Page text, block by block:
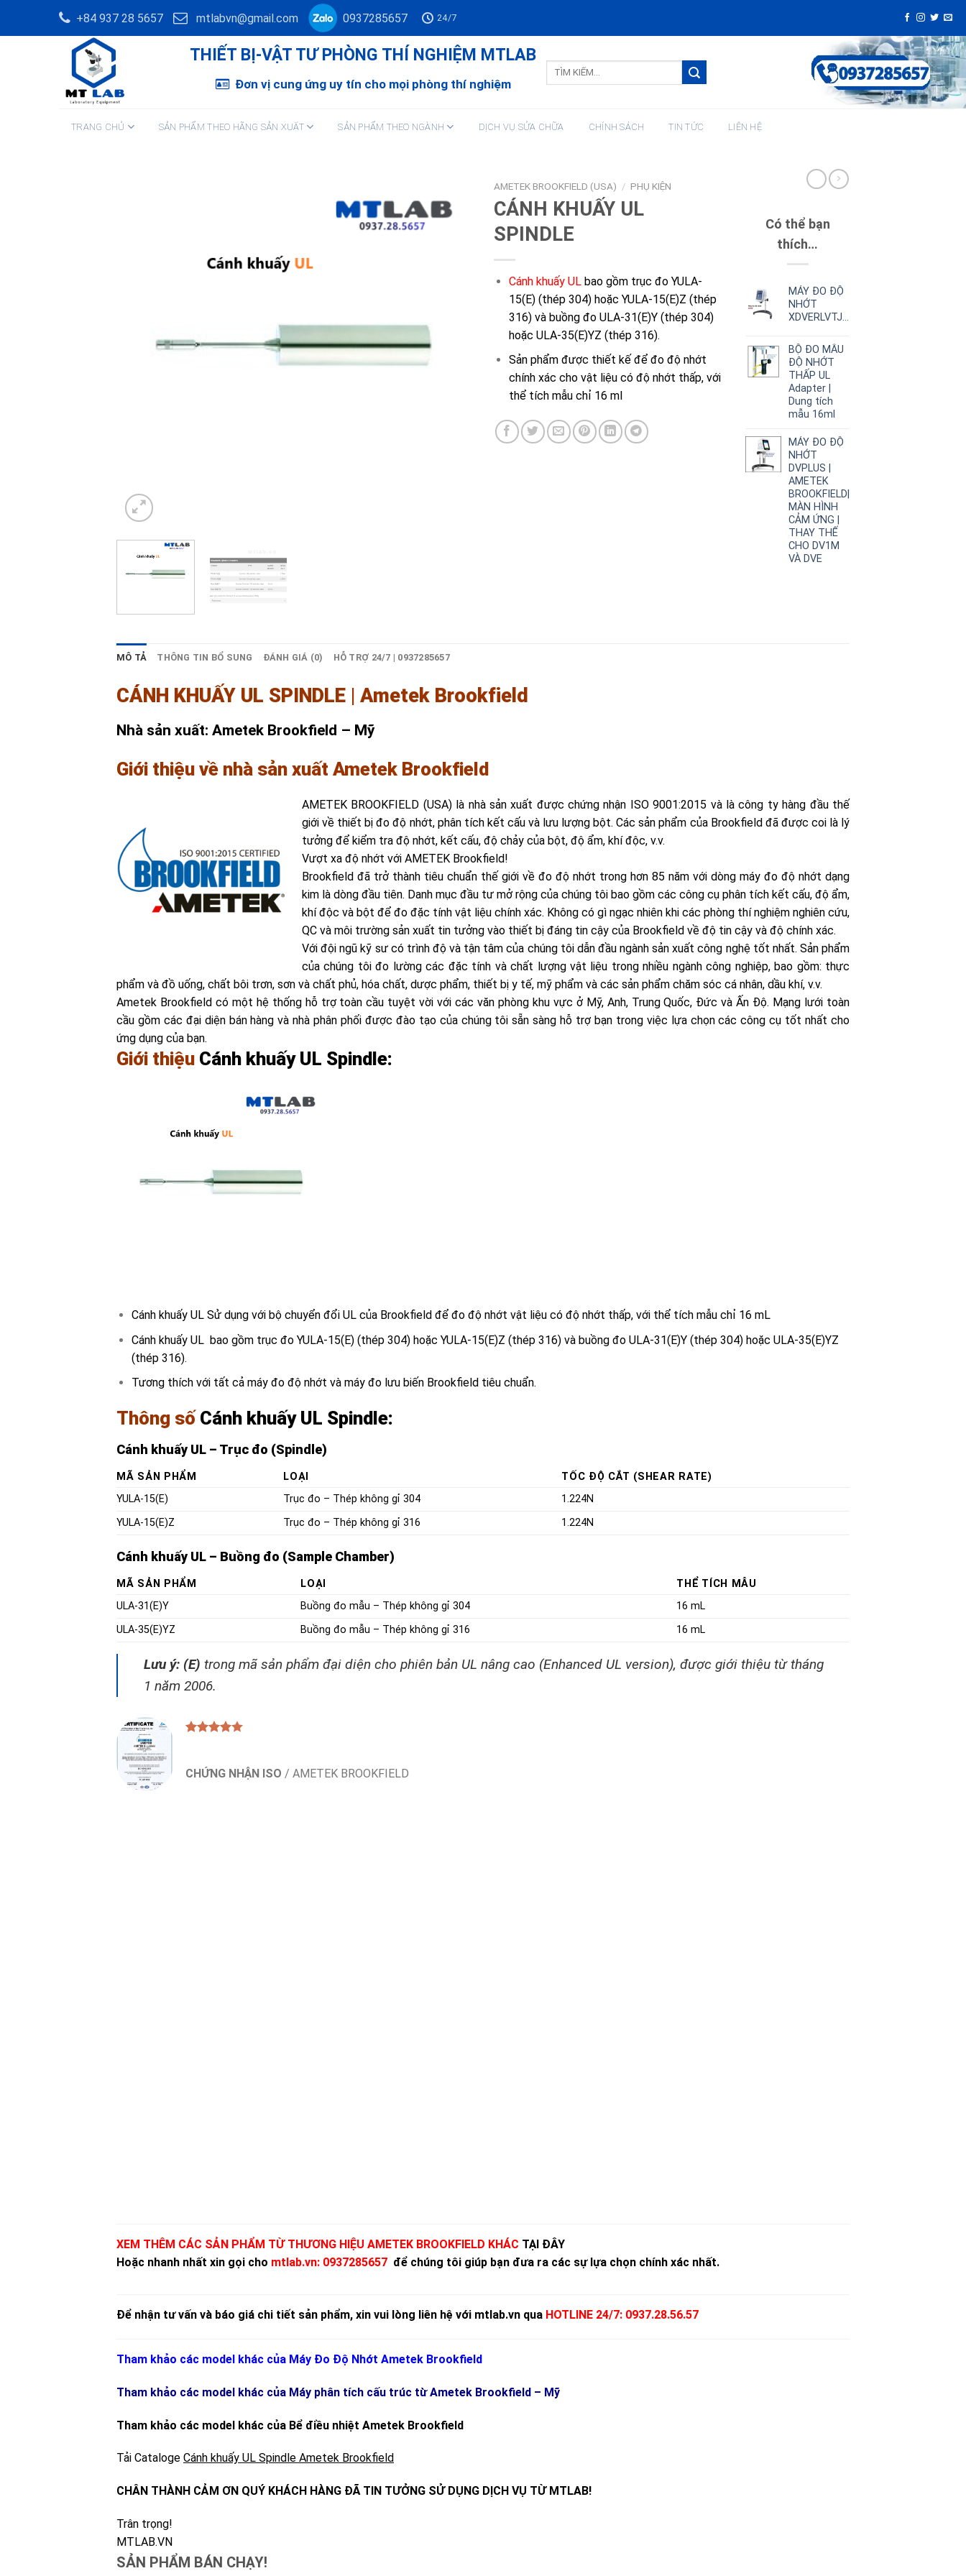
+84 937 28 5657 mtlabvn@gmail.com 0937285657 24/7
THIẾT BỊ-VẬT TƯ PHÒNG THÍ NGHIỆM MTLAB
Đơn vị cung ứng uy tín cho mọi phòng thí nghiệm
Tìm
TRANG CHỦ SẢN PHẨM THEO HÃNG SẢN XUẤT SẢN PHẨM THEO NGÀNH DỊCH VỤ SỬA CHỮA CHÍNH SÁCH TIN TỨC LIÊN HỆ
AMETEK BROOKFIELD (USA) / PHỤ KIỆN
CÁNH KHUẤY UL
SPINDLE
Cánh khuấy ULbao gồm trục đo YULA-
15(E) (thép 304) hoặc YULA-15(E)Z (thép
316) và buồng đo ULA-31(E)Y (thép 304)
hoặc ULA-35(E)YZ (thép 316).
Sản phẩm được thiết kế để đo độ nhớt
chính xác cho vật liệu có độ nhớt thấp, với
thể tích mẫu chỉ 16 ml
Có thể bạn
thích…
MÁY ĐO ĐỘ
NHỚT
XDVERLVTJ00G00|DVER
BỘ ĐO MẪU
ĐỘ NHỚT
THẤP UL
Adapter |
Dung tích
mẫu 16ml
MÁY ĐO ĐỘ
NHỚT
DVPLUS |
AMETEK
BROOKFIELD|
MÀN HÌNH
CẢM ỨNG |
THAY THẾ
CHO DV1M
VÀ DVE
MÔ TẢ THÔNG TIN BỔ SUNG ĐÁNH GIÁ (0) HỖ TRỢ 24/7 | 0937285657
CÁNH KHUẤY UL SPINDLE | Ametek Brookfield
Nhà sản xuất: Ametek Brookfield – Mỹ
Giới thiệu về nhà sản xuất Ametek Brookfield
AMETEK BROOKFIELD (USA) là nhà sản xuất được chứng nhận ISO 9001:2015 và là công ty hàng đầu thế
giới về thiết bị đo độ nhớt, phân tích kết cấu và lưu lượng bột. Các sản phẩm của Brookfield đã được coi là lý
tưởng để kiểm tra độ nhớt, kết cấu, độ chảy của bột, độ ẩm, khí độc, v.v.
Vượt xa độ nhớt với AMETEK Brookfield!
Brookfield đã trở thành tiêu chuẩn thế giới về đo độ nhớt trong hơn 85 năm với dòng máy đo độ nhớt dạng
kim là dòng đầu tiên. Danh mục đầu tư mở rộng của chúng tôi bao gồm các công cụ phân tích kết cấu, độ ẩm,
khí độc và bột để đo đặc tính vật liệu chính xác. Không có gì ngạc nhiên khi các phòng thí nghiệm nghiên cứu,
QC và môi trường sản xuất tin tưởng vào thiết bị đáng tin cậy của Brookfield về độ tin cậy và độ chính xác.
Với đội ngũ kỹ sư có trình độ và tận tâm của chúng tôi dẫn đầu ngành sản xuất công nghệ tốt nhất. Sản phẩm
của chúng tôi đo lường các đặc tính và chất lượng vật liệu trong nhiều ngành công nghiệp, bao gồm: thực
phẩm và đồ uống, chất bôi trơn, sơn và chất phủ, hóa chất, dược phẩm, thiết bị y tế, mỹ phẩm và các sản phẩm chăm sóc cá nhân, dầu khí, v.v.
Ametek Brookfield có một hệ thống hỗ trợ toàn cầu tuyệt vời với các văn phòng khu vực ở Mỹ, Anh, Trung Quốc, Đức và Ấn Độ. Mạng lưới toàn
cầu gồm các đại diện bán hàng và nhà phân phối được đào tạo của chúng tôi sẵn sàng hỗ trợ bạn trong việc lựa chọn các công cụ tốt nhất cho
ứng dụng của bạn.
Giới thiệu Cánh khuấy UL Spindle:
Cánh khuấy UL Sử dụng với bộ chuyển đổi UL của Brookfield để đo độ nhớt vật liệu có độ nhớt thấp, với thể tích mẫu chỉ 16 mL
Cánh khuấy UL bao gồm trục đo YULA-15(E) (thép 304) hoặc YULA-15(E)Z (thép 316) và buồng đo ULA-31(E)Y (thép 304) hoặc ULA-35(E)YZ
(thép 316).
Tương thích với tất cả máy đo độ nhớt và máy đo lưu biến Brookfield tiêu chuẩn.
Thông số Cánh khuấy UL Spindle:
Cánh khuấy UL – Trục đo (Spindle)
MÃ SẢN PHẨM LOẠI
TỐC ĐỘ CẮT (SHEAR RATE)
YULA-15(E)
Trục đo – Thép không gỉ 304
1.224N
YULA-15(E)Z
Trục đo – Thép không gỉ 316 1.224N
Cánh khuấy UL – Buồng đo (Sample Chamber)
MÃ SẢN PHẨM LOẠI
THỂ TÍCH MẪU
ULA-31(E)Y
Buồng đo mẫu – Thép không gỉ 304
16 mL
ULA-35(E)YZ
Buồng đo mẫu – Thép không gỉ 316 16 mL
Lưu ý: (E) trong mã sản phẩm đại diện cho phiên bản UL nâng cao (Enhanced UL version), được giới thiệu từ tháng
1 năm 2006.
CHỨNG NHẬN ISO / AMETEK BROOKFIELD
XEM THÊM CÁC SẢN PHẨM TỪ THƯƠNG HIỆU AMETEK BROOKFIELD KHÁC TẠI ĐÂY
Hoặc nhanh nhất xin gọi cho mtlab.vn: 0937285657 để chúng tôi giúp bạn đưa ra các sự lựa chọn chính xác nhất.
Để nhận tư vấn và báo giá chi tiết sản phẩm, xin vui lòng liên hệ với mtlab.vn qua HOTLINE 24/7: 0937.28.56.57
Tham khảo các model khác của Máy Đo Độ Nhớt Ametek Brookfield
Tham khảo các model khác của Máy phân tích cấu trúc từAmetek Brookfield – Mỹ
Tham khảo các model khác của Bể điều nhiệt Ametek Brookfield
Tải Cataloge Cánh khuấy UL Spindle Ametek Brookfield
CHÂN THÀNH CẢM ƠN QUÝ KHÁCH HÀNG ĐÃ TIN TƯỞNG SỬ DỤNG DỊCH VỤ TỪ MTLAB!
Trân trọng!
MTLAB.VN
SẢN PHẨM BÁN CHẠY!